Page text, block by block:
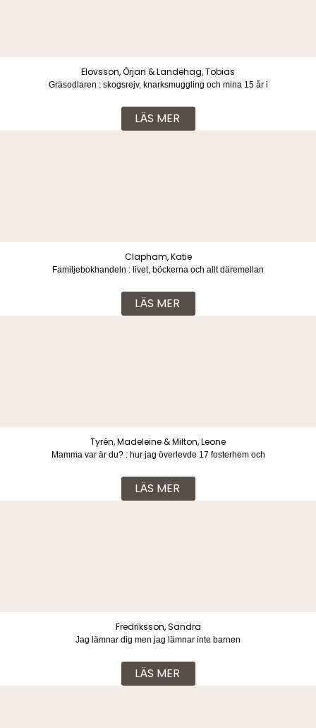
Elovsson, Örjan & Landehag, Tobias
Gräsodlaren : skogsrejv, knarksmuggling och mina 15 år i
LÄS MER
Clapham, Katie
Familjebokhandeln : livet, böckerna och allt däremellan
LÄS MER
Tyrén, Madeleine & Milton, Leone
Mamma var är du? : hur jag överlevde 17 fosterhem och
LÄS MER
Fredriksson, Sandra
Jag lämnar dig men jag lämnar inte barnen
LÄS MER